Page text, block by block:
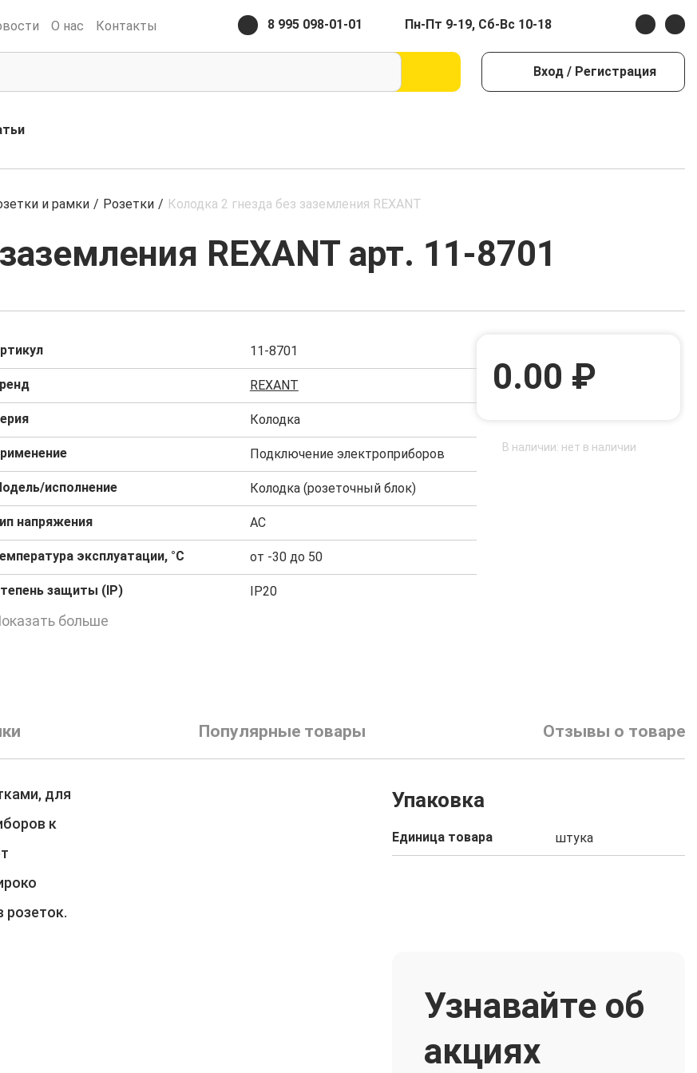
О нас Контакты 8 995 098-01-01 Пн-Пт 9-19, Сб-Вс 10-18
Вход / Регистрация
и рамки / Розетки / Колодка 2 гнезда без заземления REXANT
REXANT арт. 11-8701
11-8701
REXANT
Колодка
Подключение электроприборов
исполнение Колодка (розеточный блок)
напряжения AC
эксплуатации, °C от -30 до 50
защиты (IP) IP20
больше
0.00 ₽
В наличии: нет в наличии
Популярные товары Отзывы о товаре
для
к
розеток.
Упаковка
Единица товара штука
Узнавайте об
акциях